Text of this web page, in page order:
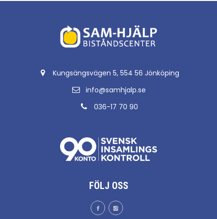
Kungsängsvägen 5, 554 56 Jönköping
info@samhjalp.se
036-17 70 90
FÖLJ OSS